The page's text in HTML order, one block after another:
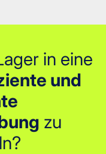
in eine
und
zu